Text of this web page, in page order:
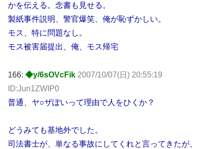
かを伝える。念書も見せる。
製紙事件説明、警官爆笑、俺が恥ずかしい。
モス、特に問題なし。
モス被害届提出、俺、モス帰宅
166: ◆y/6sOVcFik 2007/10/07(日) 20:55:19
ID:Jun1ZWIP0
普通、ヤ○ザぽいって理由で人をひくか？
どうみても基地外でした。
司法書士が、単なる事故にしてくれと言ってきたが、